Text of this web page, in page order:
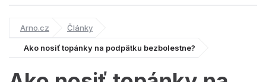
Arno.cz Články
Ako nosiť topánky na podpätku bezbolestne?